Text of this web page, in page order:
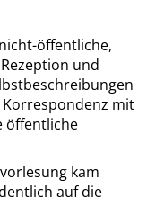
öffentliche,
und
mit
öffentliche
kam
auf die